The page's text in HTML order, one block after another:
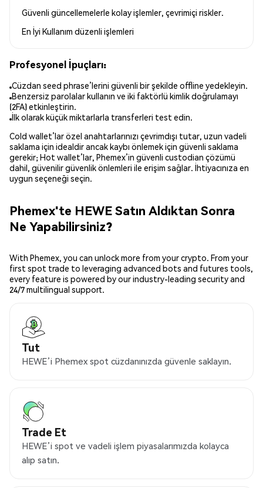
Güvenli güncellemelerle kolay işlemler, çevrimiçi riskler.
En İyi Kullanım düzenli işlemleri
Profesyonel İpuçları:
Cüzdan seed phrase’lerini güvenli bir şekilde offline yedekleyin.
Benzersiz parolalar kullanın ve iki faktörlü kimlik doğrulamayı
(2FA) etkinleştirin.
İlk olarak küçük miktarlarla transferleri test edin.
Cold wallet’lar özel anahtarlarınızı çevrimdışı tutar, uzun vadeli
saklama için idealdir ancak kaybı önlemek için güvenli saklama
gerekir; Hot wallet’lar, Phemex’in güvenli custodian çözümü
dahil, güvenilir güvenlik önlemleri ile erişim sağlar. İhtiyacınıza en
uygun seçeneği seçin.
Phemex'te HEWE Satın Aldıktan Sonra
Ne Yapabilirsiniz?
With Phemex, you can unlock more from your crypto. From your
first spot trade to leveraging advanced bots and futures tools,
every feature is powered by our industry-leading security and
24/7 multilingual support.
Tut
HEWE’i Phemex spot cüzdanınızda güvenle saklayın.
Trade Et
HEWE’i spot ve vadeli işlem piyasalarımızda kolayca
alıp satın.